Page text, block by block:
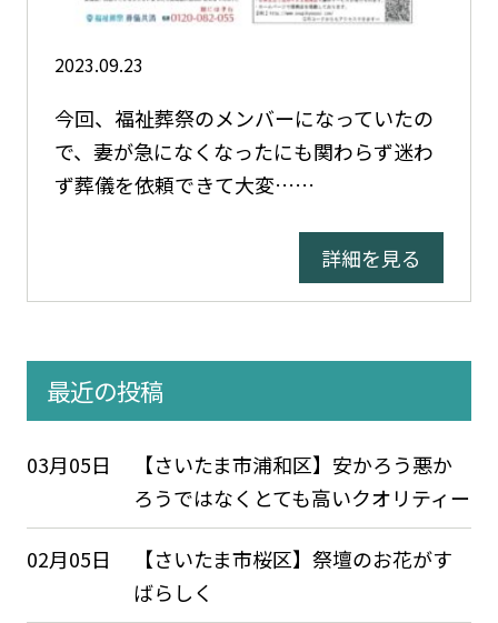
2023.09.23
今回、福祉葬祭のメンバーになっていたの
で、妻が急になくなったにも関わらず迷わ
ず葬儀を依頼できて大変……
詳細を見る
最近の投稿
03月05日
【さいたま市浦和区】安かろう悪か
ろうではなくとても高いクオリティー
02月05日
【さいたま市桜区】祭壇のお花がす
ばらしく